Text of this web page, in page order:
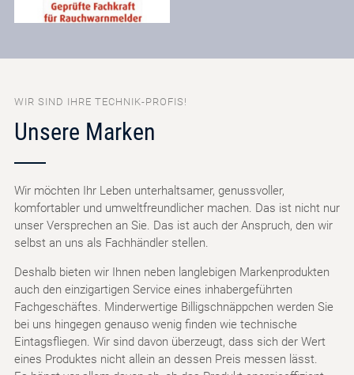
WIR SIND IHRE TECHNIK-PROFIS!
Unsere Marken
Wir möchten Ihr Leben unterhaltsamer, genussvoller,
komfortabler und umweltfreundlicher machen. Das ist nicht nur
unser Versprechen an Sie. Das ist auch der Anspruch, den wir
selbst an uns als Fachhändler stellen.
Deshalb bieten wir Ihnen neben langlebigen Markenprodukten
auch den einzigartigen Service eines inhabergeführten
Fachgeschäftes. Minderwertige Billigschnäppchen werden Sie
bei uns hingegen genauso wenig finden wie technische
Eintagsfliegen. Wir sind davon überzeugt, dass sich der Wert
eines Produktes nicht allein an dessen Preis messen lässt.